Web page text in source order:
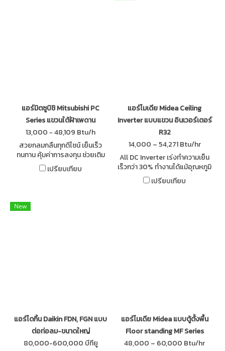
แอร์มิตซูบิชิ Mitsubishi PC
Series แขวนใต้ฝ้าเพดาน
13,000 - 48,109 Btu/h
สวยกลมกลืนทุกดีไซน์ เย็นเร็ว
ทนทาน คุ้มค่าการลงทุน ช่วยเติม
เต็มความสำเร็จ ประหยัดเนื้อที่ติด
ตั้ง เย็นทั่วทุกจุดดุจธรรมชาติ
เปรียบเทียบ
แอร์ไมเดีย Midea Ceiling
Inverter แบบแขวน อินเวอร์เตอร์
R32
14,000 – 54,271 Btu/hr
All DC Inverter เร่งทำความเย็น
เร็วกว่า 30% ทำงานได้แม้อุณหภูมิ
ภายนอกสูงถึง 43 องศา
เซลเซียส 3D Airflow ปรับทิศทาง
เปรียบเทียบ
New
แอร์ไดกิ้น Daikin FDN, FGN แบบ
ต่อท่อลม-ขนาดใหญ่
80,000-600,000 บีทียู
แอร์ไมเดีย Midea แบบตู้ตั้งพื้น
Floor standing MF Series
48,000 – 60,000 Btu/hr